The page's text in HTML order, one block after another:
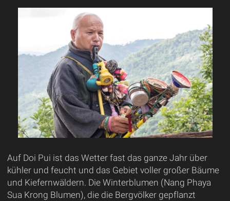
Auf Doi Pui ist das Wetter fast das ganze Jahr über
kühler und feucht und das Gebiet voller großer Bäume
und Kiefernwäldern. Die Winterblumen (Nang Phaya
Sua Krong Blumen), die die Bergvölker gepflanzt